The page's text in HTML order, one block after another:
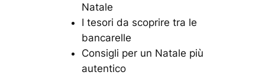
Natale
I tesori da scoprire tra le
bancarelle
Consigli per un Natale più
autentico